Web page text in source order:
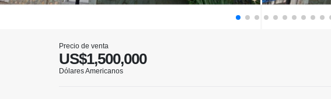
Precio de venta
US$1,500,000
Dólares Americanos